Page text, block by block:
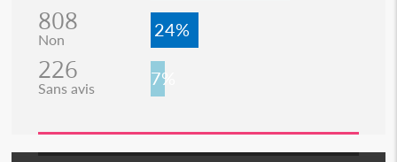
808
Non 24%
226
Sans avis 7%